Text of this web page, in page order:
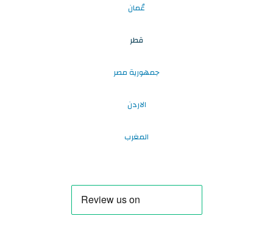
عُمان
قطر
جمهورية مصر
الاردن
المغرب